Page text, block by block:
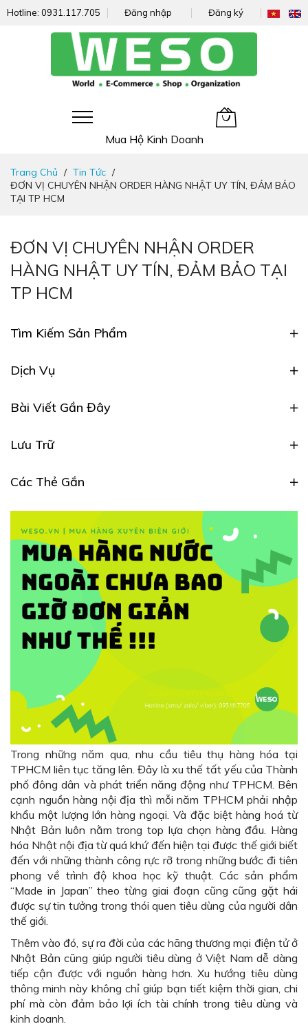
Hotline: 0931.117.705 Đăng nhập Đăng ký
Mua Hộ Kinh Doanh
nhanh
đến
nội
Trang Chủ
Tin Tức
ĐƠN VỊ CHUYÊN NHẬN ORDER HÀNG NHẬT UY TÍN, ĐẢM BẢO
TẠI TP HCM
ĐƠN VỊ CHUYÊN NHẬN ORDER
HÀNG NHẬT UY TÍN, ĐẢM BẢO TẠI
TP HCM
Trong những năm qua, nhu cầu tiêu thụ hàng hóa tại
TPHCM liên tục tăng lên. Đây là xu thế tất yếu của Thành
phố đông dân và phát triển năng động như TPHCM. Bên
cạnh nguồn hàng nội địa thì mỗi năm TPHCM phải nhập
khẩu một lượng lớn hàng ngoại. Và đặc biệt hàng hoá từ
Nhật Bản luôn nằm trong top lựa chọn hàng đầu. Hàng
hóa Nhật nội địa từ quá khứ đến hiện tại được thế giới biết
đến với những thành công rực rỡ trong những bước đi tiên
phong về trình độ khoa học kỹ thuật. Các sản phẩm
“Made in Japan” theo từng giai đoạn cũng cũng gặt hái
được sự tin tưởng trong thói quen tiêu dùng của người dân
thế giới.
Thêm vào đó, sự ra đời của các hãng thương mại điện tử ở
Nhật Bản cũng giúp người tiêu dùng ở Việt Nam dễ dàng
tiếp cận được với nguồn hàng hơn. Xu hướng tiêu dùng
thông minh này không chỉ giúp bạn tiết kiệm thời gian, chi
phí mà còn đảm bảo lợi ích tài chính trong tiêu dùng và
kinh doanh.
Tìm Kiếm Sản Phẩm
Dịch Vụ
Bài Viết Gần Đây
Lưu Trữ
Các Thẻ Gắn